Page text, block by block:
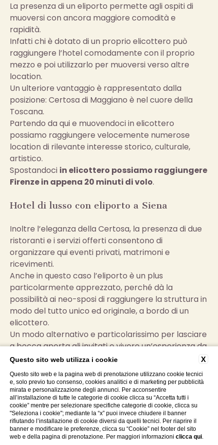
La presenza di un eliporto permette agli ospiti di
muoversi con ancora maggiore comodità e
rapidità.
Infatti chi è dotato di un proprio elicottero può
raggiungere l’hotel comodamente con il proprio
mezzo e poi utilizzarlo per muoversi verso altre
location.
Un ulteriore vantaggio è rappresentato dalla
posizione: Certosa di Maggiano è nel cuore della
Toscana.
Partendo da qui e muovendoci in elicottero
possiamo raggiungere velocemente numerose
location di rilevante interesse storico, culturale,
artistico.
Spostandoci in elicottero possiamo raggiungere
Firenze in appena 20 minuti di volo.
Hotel di lusso con eliporto a Siena
Inoltre l’eleganza della Certosa, la presenza di due
ristoranti e i servizi offerti consentono di
organizzare qui eventi privati, matrimoni e
ricevimenti.
Anche in questo caso l’eliporto è un plus
particolarmente apprezzato, perché dà la
possibilità ai neo-sposi di raggiungere la struttura in
modo del tutto unico ed originale, a bordo di un
elicottero.
Un modo alternativo e particolarissimo per lasciare
a bocca aperta gli invitati e vivere un’esperienza da
favola che consentirà di ammirare la Certosa
dall’alto unitamente alle colline toscane che
circondano l’albergo.
Scegli la comodità di unhotel con eliporto a Siena
Prenota pressoCertosa di Maggiano.
X
Questo sito web utilizza i cookie
Questo sito web e la pagina web di prenotazione utilizzano cookie tecnici
e, solo previo tuo consenso, cookies analitici e di marketing per pubblicità
mirata e personalizzazione degli annunci. Per acconsentire
all’installazione di tutte le categorie di cookie clicca su “Accetta tutti i
cookie” mentre per selezionare specifiche categorie di cookie, clicca su
"Seleziona i cookie"; mediante la “x” puoi invece chiudere il banner
rifiutando l’installazione di cookie diversi da quelli tecnici. Per riaprire il
banner e modificare le preferenze, clicca su “Cookie” nel footer del sito
web e della pagina di prenotazione. Per maggiori informazioni clicca qui.